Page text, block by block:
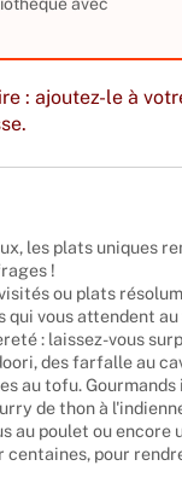
avec
: ajoutez-le à
les plats uniques
!
ou plats
qui vous attendent au
: laissez-vous
des farfalle au
au tofu. Gourmands
de thon à
au poulet ou encore
centaines, pour rendre